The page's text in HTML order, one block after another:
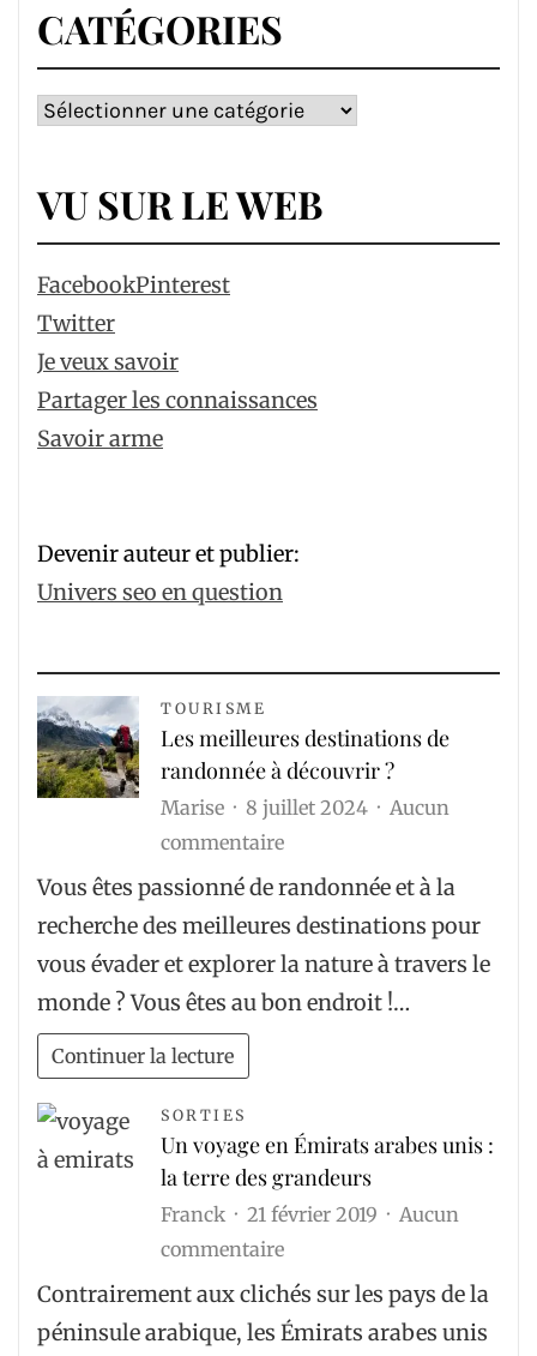
CATÉGORIES
Catégories
VU SUR LE WEB
FacebookPinterest
Twitter
Je veux savoir
Partager les connaissances
Savoir arme
Devenir auteur et publier:
Univers seo en question
TOURISME
Les meilleures destinations de
randonnée à découvrir ?
Marise 8 juillet 2024
Aucun
commentairesur
Les
meilleures
de
randonnée
Vous êtes passionné de randonnée et à la
recherche des meilleures destinations pour
vous évader et explorer la nature à travers le
monde ? Vous êtes au bon endroit !…
Continuer la lecture
SORTIES
Un voyage en Émirats arabes unis :
la terre des grandeurs
Franck 21 février 2019
Aucun
commentairesur
Un
voyage
Contrairement aux clichés sur les pays de la
péninsule arabique, les Émirats arabes unis